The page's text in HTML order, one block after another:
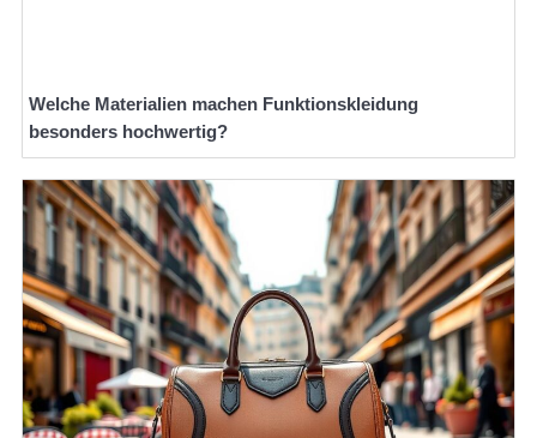
Welche Materialien machen Funktionskleidung
besonders hochwertig?